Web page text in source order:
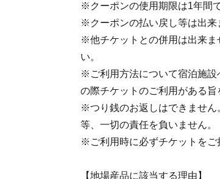
※クーポンの使用期限は1年間
※クーポンの払い戻し等は出来
※他チケットとの併用は出来ま
い。
※ご利用方法について宿泊施設
の際チケットのご利用がある旨
※つり銭のお返しはできません
等、一切の責任を負いません。
※ご利用時に必ずチケットをご
【地場産品に該当する理由】